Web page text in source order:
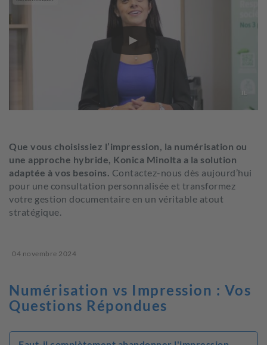
Que vous choisissiez l’impression, la numérisation ou
une approche hybride, Konica Minolta a la solution
adaptée à vos besoins. Contactez-nous dès aujourd’hui
pour une consultation personnalisée et transformez
votre gestion documentaire en un véritable atout
stratégique.
04 novembre 2024
Numérisation vs Impression : Vos
Questions Répondues